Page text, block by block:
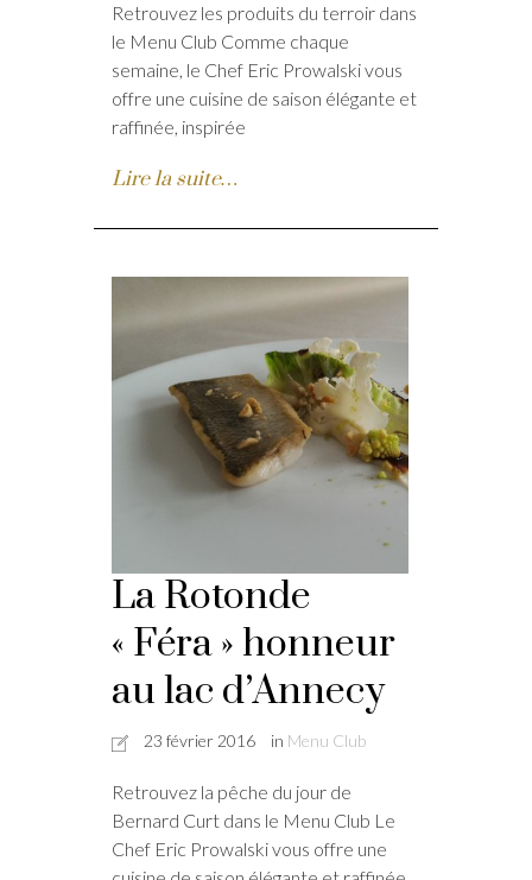
Retrouvez les produits du terroir dans
le Menu Club Comme chaque
semaine, le Chef Eric Prowalski vous
offre une cuisine de saison élégante et
raffinée, inspirée
Lire la suite…
La Rotonde
« Féra » honneur
au lac d’Annecy
23 février 2016 in Menu Club
Retrouvez la pêche du jour de
Bernard Curt dans le Menu Club Le
Chef Eric Prowalski vous offre une